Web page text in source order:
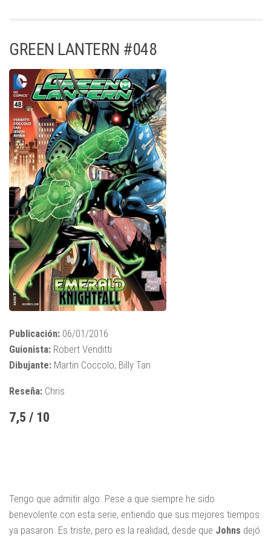
GREEN LANTERN #048
Publicación: 06/01/2016
Guionista: Robert Venditti
Dibujante: Martin Coccolo, Billy Tan
Reseña: Chris
7,5 / 10
Tengo que admitir algo. Pese a que siempre he sido
benevolente con esta serie, entiendo que sus mejores tiempos
ya pasaron. Es triste, pero es la realidad, desde que Johns dejó